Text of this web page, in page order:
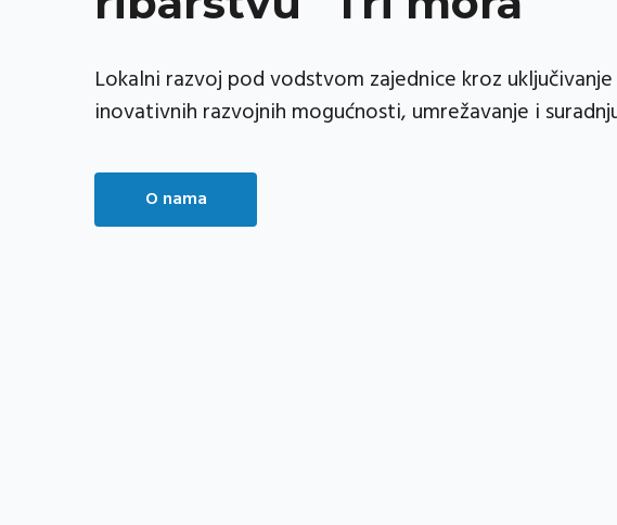
Preuzmi inicijativu i postani članom LAGUR-a "Tri mora" te
sudjeluj u stvaranju i provedbi lokalne strategije u ribarstvu.
Preuzmi obrazac